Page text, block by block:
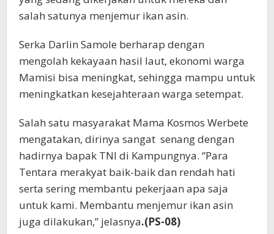
salah satunya menjemur ikan asin.
Serka Darlin Samole berharap dengan
mengolah kekayaan hasil laut, ekonomi warga
Mamisi bisa meningkat, sehingga mampu untuk
meningkatkan kesejahteraan warga setempat.
Salah satu masyarakat Mama Kosmos Werbete
mengatakan, dirinya sangat senang dengan
hadirnya bapak TNI di Kampungnya. ‘’Para
Tentara merakyat baik-baik dan rendah hati
serta sering membantu pekerjaan apa saja
untuk kami. Membantu menjemur ikan asin
juga dilakukan,” jelasnya.(PS-08)